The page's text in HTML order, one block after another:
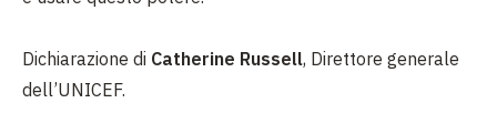
Dichiarazione di Catherine Russell, Direttore generale
dell’UNICEF.